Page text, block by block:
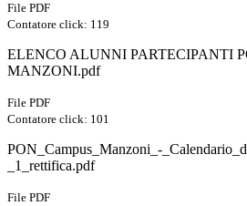
File PDF
Contatore click: 119
ELENCO ALUNNI PARTECIPANTI
MANZONI.pdf
File PDF
Contatore click: 101
PON_Campus_Manzoni_-
_1_rettifica.pdf
File PDF